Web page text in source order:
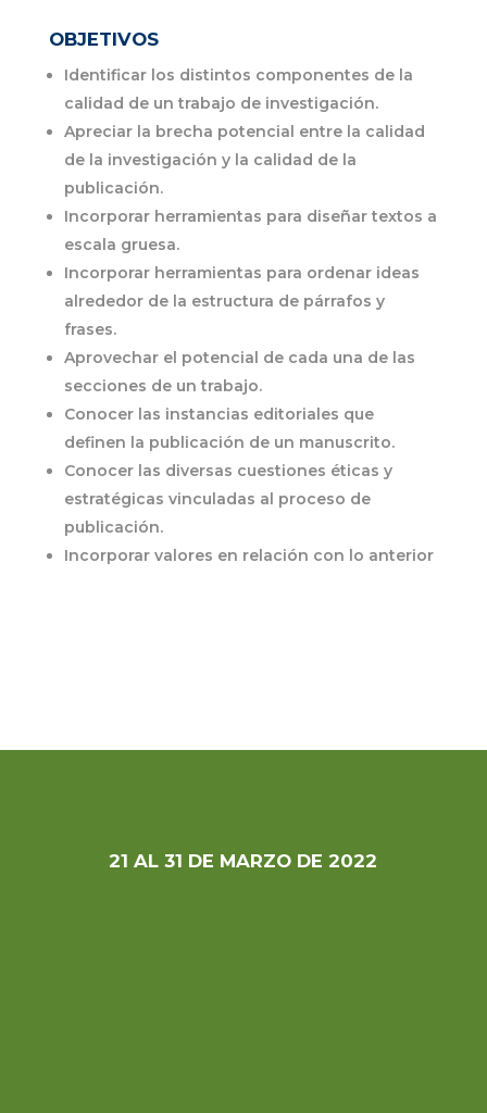
OBJETIVOS
Identificar los distintos componentes de la
calidad de un trabajo de investigación.
Apreciar la brecha potencial entre la calidad
de la investigación y la calidad de la
publicación.
Incorporar herramientas para diseñar textos a
escala gruesa.
Incorporar herramientas para ordenar ideas
alrededor de la estructura de párrafos y
frases.
Aprovechar el potencial de cada una de las
secciones de un trabajo.
Conocer las instancias editoriales que
definen la publicación de un manuscrito.
Conocer las diversas cuestiones éticas y
estratégicas vinculadas al proceso de
publicación.
Incorporar valores en relación con lo anterior
21 AL 31 DE MARZO DE 2022